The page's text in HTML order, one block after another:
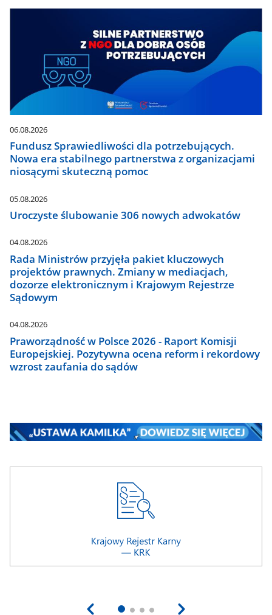
06.08.2026
Fundusz Sprawiedliwości dla potrzebujących.
Nowa era stabilnego partnerstwa z organizacjami
niosącymi skuteczną pomoc
05.08.2026
Uroczyste ślubowanie 306 nowych adwokatów
04.08.2026
Rada Ministrów przyjęła pakiet kluczowych
projektów prawnych. Zmiany w mediacjach,
dozorze elektronicznym i Krajowym Rejestrze
Sądowym
04.08.2026
Praworządność w Polsce 2026 - Raport Komisji
Europejskiej. Pozytywna ocena reform i rekordowy
wzrost zaufania do sądów